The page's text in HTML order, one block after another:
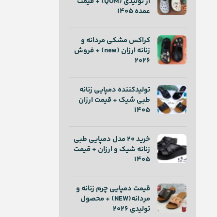
عمده 1405
کراکس مشکی مردانه و
زنانه ارزان (new) + فروش
2026
تولیدکننده دمپایی زنانه
طبی شیک + قیمت ارزان
1405
خرید ۲۰ مدل دمپایی طبی
زنانه شیک و ارزان + قیمت
1405
قیمت دمپایی چرم زنانه و
مردانه(NEW) + محصول
تولیدی 2026